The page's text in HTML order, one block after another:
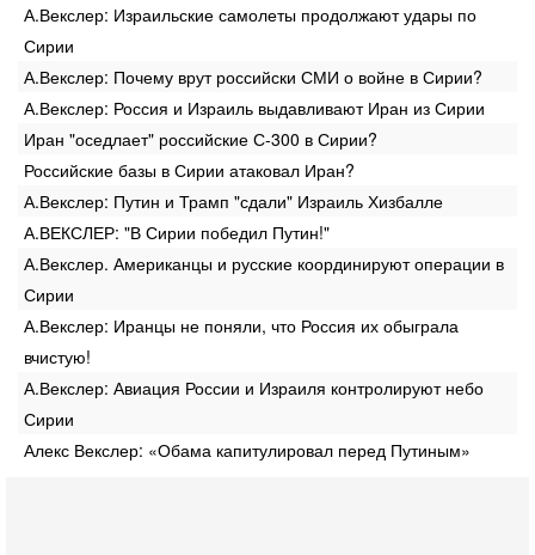
А.Векслер: Израильские самолеты продолжают удары по
Сирии
А.Векслер: Почему врут российски СМИ о войне в Сирии?
А.Векслер: Россия и Израиль выдавливают Иран из Сирии
Иран "оседлает" российские С-300 в Сирии?
Российские базы в Сирии атаковал Иран?
А.Векслер: Путин и Трамп "сдали" Израиль Хизбалле
А.ВЕКСЛЕР: "В Сирии победил Путин!"
А.Векслер. Американцы и русские координируют операции в
Сирии
А.Векслер: Иранцы не поняли, что Россия их обыграла
вчистую!
А.Векслер: Авиация России и Израиля контролируют небо
Сирии
Алекс Векслер: «Обама капитулировал перед Путиным»